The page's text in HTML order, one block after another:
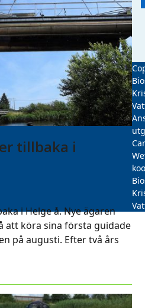
tillbaka i
i Helge å. Nye ägaren
att köra sina första guidade
på augusti. Efter två års